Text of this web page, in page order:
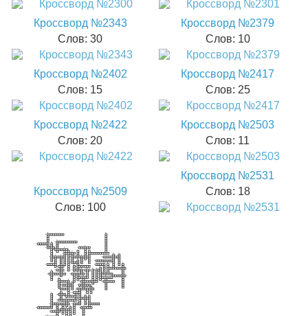
Кроссворд №2343
Слов: 30
Кроссворд №2379
Слов: 10
Кроссворд №2402
Слов: 15
Кроссворд №2417
Слов: 25
Кроссворд №2422
Слов: 20
Кроссворд №2503
Слов: 11
Кроссворд №2509
Слов: 100
Кроссворд №2531
Слов: 18